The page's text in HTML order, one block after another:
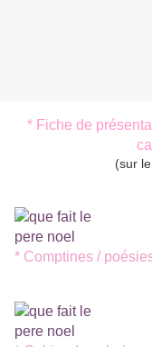
* Fiche de
(sur
* Comptines /